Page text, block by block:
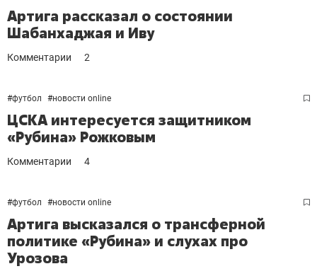
Артига рассказал о состоянии
Шабанхаджая и Иву
Комментарии 2
#футбол #новости online
ЦСКА интересуется защитником
«Рубина» Рожковым
Комментарии 4
#футбол #новости online
Артига высказался о трансферной
политике «Рубина» и слухах про
Урозова